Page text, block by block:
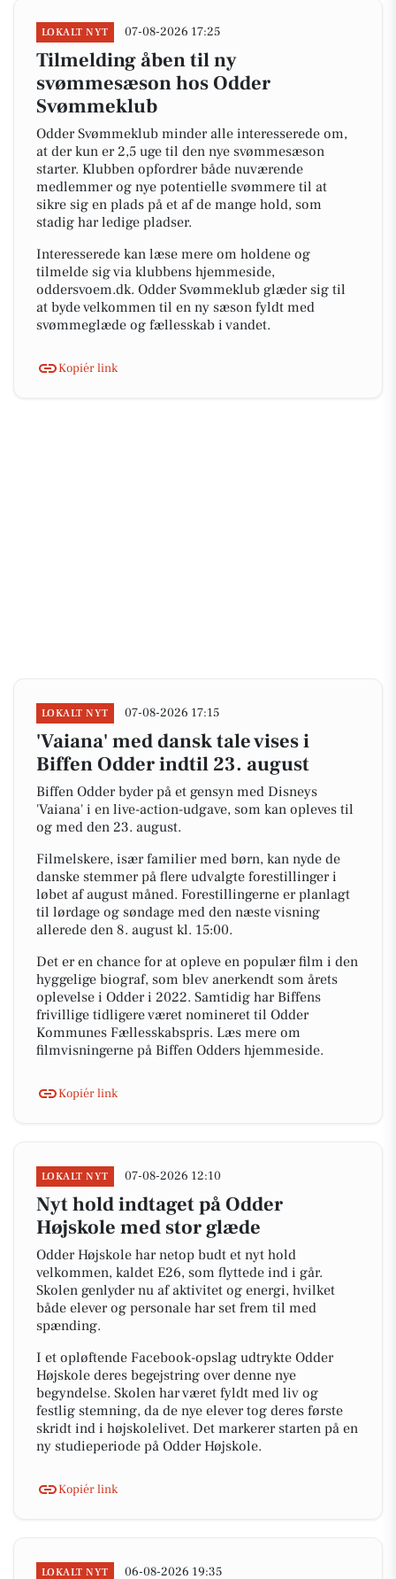
LOKALT NYT 07-08-2026 17:25
Tilmelding åben til ny
svømmesæson hos Odder
Svømmeklub
Odder Svømmeklub minder alle interesserede om,
at der kun er 2,5 uge til den nye svømmesæson
starter. Klubben opfordrer både nuværende
medlemmer og nye potentielle svømmere til at
sikre sig en plads på et af de mange hold, som
stadig har ledige pladser.
Interesserede kan læse mere om holdene og
tilmelde sig via klubbens hjemmeside,
oddersvoem.dk. Odder Svømmeklub glæder sig til
at byde velkommen til en ny sæson fyldt med
svømmeglæde og fællesskab i vandet.
Kopiér link
LOKALT NYT 07-08-2026 17:15
'Vaiana' med dansk tale vises i
Biffen Odder indtil 23. august
Biffen Odder byder på et gensyn med Disneys
'Vaiana' i en live-action-udgave, som kan opleves til
og med den 23. august.
Filmelskere, især familier med børn, kan nyde de
danske stemmer på flere udvalgte forestillinger i
løbet af august måned. Forestillingerne er planlagt
til lørdage og søndage med den næste visning
allerede den 8. august kl. 15:00.
Det er en chance for at opleve en populær film i den
hyggelige biograf, som blev anerkendt som årets
oplevelse i Odder i 2022. Samtidig har Biffens
frivillige tidligere været nomineret til Odder
Kommunes Fællesskabspris. Læs mere om
filmvisningerne på Biffen Odders hjemmeside.
Kopiér link
LOKALT NYT 07-08-2026 12:10
Nyt hold indtaget på Odder
Højskole med stor glæde
Odder Højskole har netop budt et nyt hold
velkommen, kaldet E26, som flyttede ind i går.
Skolen genlyder nu af aktivitet og energi, hvilket
både elever og personale har set frem til med
spænding.
I et opløftende Facebook-opslag udtrykte Odder
Højskole deres begejstring over denne nye
begyndelse. Skolen har været fyldt med liv og
festlig stemning, da de nye elever tog deres første
skridt ind i højskolelivet. Det markerer starten på en
ny studieperiode på Odder Højskole.
Kopiér link
LOKALT NYT 06-08-2026 19:35